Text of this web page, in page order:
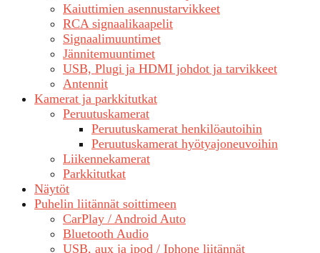
Kaiuttimien asennustarvikkeet
RCA signaalikaapelit
Signaalimuuntimet
Jännitemuuntimet
USB, Plugi ja HDMI johdot ja tarvikkeet
Antennit
Kamerat ja parkkitutkat
Peruutuskamerat
Peruutuskamerat henkilöautoihin
Peruutuskamerat hyötyajoneuvoihin
Liikennekamerat
Parkkitutkat
Näytöt
Puhelin liitännät soittimeen
CarPlay / Android Auto
Bluetooth Audio
USB, aux ja ipod / Iphone liitännät